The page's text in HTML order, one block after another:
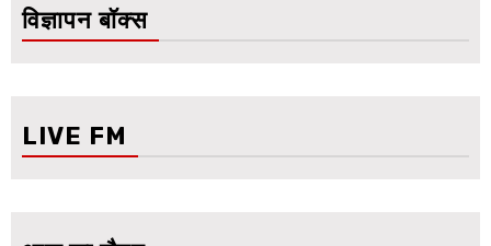
विज्ञापन बॉक्स
LIVE FM